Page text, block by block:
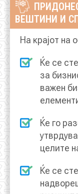
ВИДЕО
КОНТАКТ
МК
ENG
ВЕШТИНИ И
На крајот на
Ќе се
за
важен
Ќе го
целите
Ќе се